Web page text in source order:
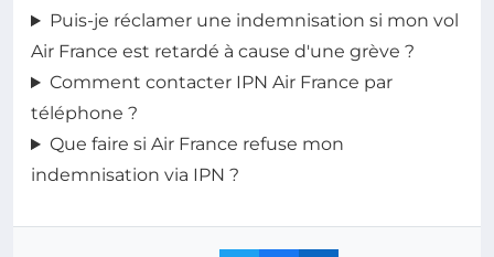
Puis-je réclamer une indemnisation si mon vol
Air France est retardé à cause d'une grève ?
Comment contacter IPN Air France par
téléphone ?
Que faire si Air France refuse mon
indemnisation via IPN ?